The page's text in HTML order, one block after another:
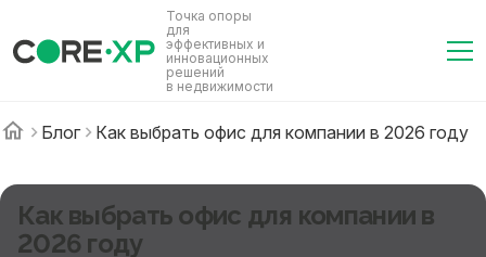
Точка опоры
для
эффективных и
инновационных
решений
в недвижимости
Блог Как выбрать офис для компании в 2026 году
Как выбрать офис для компании в
2026 году